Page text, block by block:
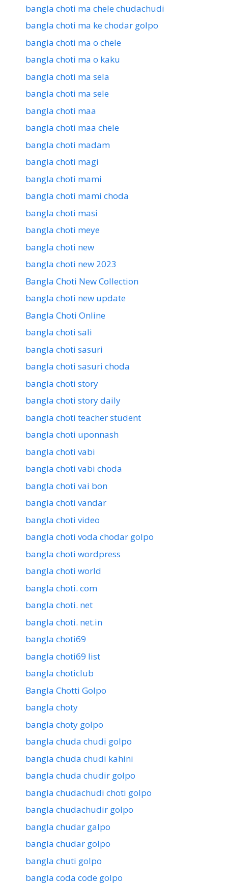
bangla choti ma chele chudachudi
bangla choti ma ke chodar golpo
bangla choti ma o chele
bangla choti ma o kaku
bangla choti ma sela
bangla choti ma sele
bangla choti maa
bangla choti maa chele
bangla choti madam
bangla choti magi
bangla choti mami
bangla choti mami choda
bangla choti masi
bangla choti meye
bangla choti new
bangla choti new 2023
Bangla Choti New Collection
bangla choti new update
Bangla Choti Online
bangla choti sali
bangla choti sasuri
bangla choti sasuri choda
bangla choti story
bangla choti story daily
bangla choti teacher student
bangla choti uponnash
bangla choti vabi
bangla choti vabi choda
bangla choti vai bon
bangla choti vandar
bangla choti video
bangla choti voda chodar golpo
bangla choti wordpress
bangla choti world
bangla choti. com
bangla choti. net
bangla choti. net.in
bangla choti69
bangla choti69 list
bangla choticlub
Bangla Chotti Golpo
bangla choty
bangla choty golpo
bangla chuda chudi golpo
bangla chuda chudi kahini
bangla chuda chudir golpo
bangla chudachudi choti golpo
bangla chudachudir golpo
bangla chudar galpo
bangla chudar golpo
bangla chuti golpo
bangla coda code golpo